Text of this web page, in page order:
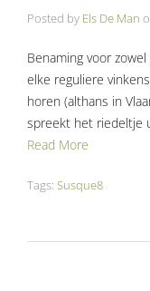
Posted by Els De Man
Benaming voor
elke reguliere
horen (althans in
spreekt het riedeltje
Read More
Tags: Susque8